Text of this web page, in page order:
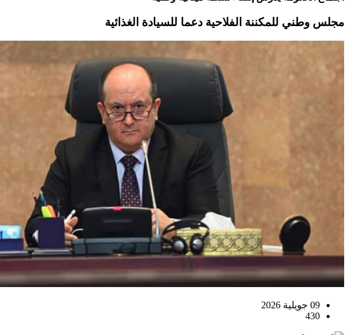
مجلس وطني للمكننة الفلاحية دعما للسيادة الغذائية
09 جويلية 2026
430